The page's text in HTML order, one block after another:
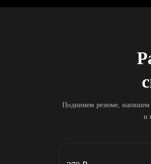
Поднимем резюме, напишем
и